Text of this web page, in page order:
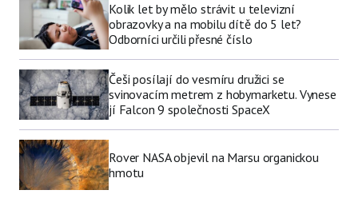
Kolik let by mělo strávit u televizní
obrazovky a na mobilu dítě do 5 let?
Odborníci určili přesné číslo
Češi posílají do vesmíru družici se
svinovacím metrem z hobymarketu. Vynese
jí Falcon 9 společnosti SpaceX
Rover NASA objevil na Marsu organickou
hmotu